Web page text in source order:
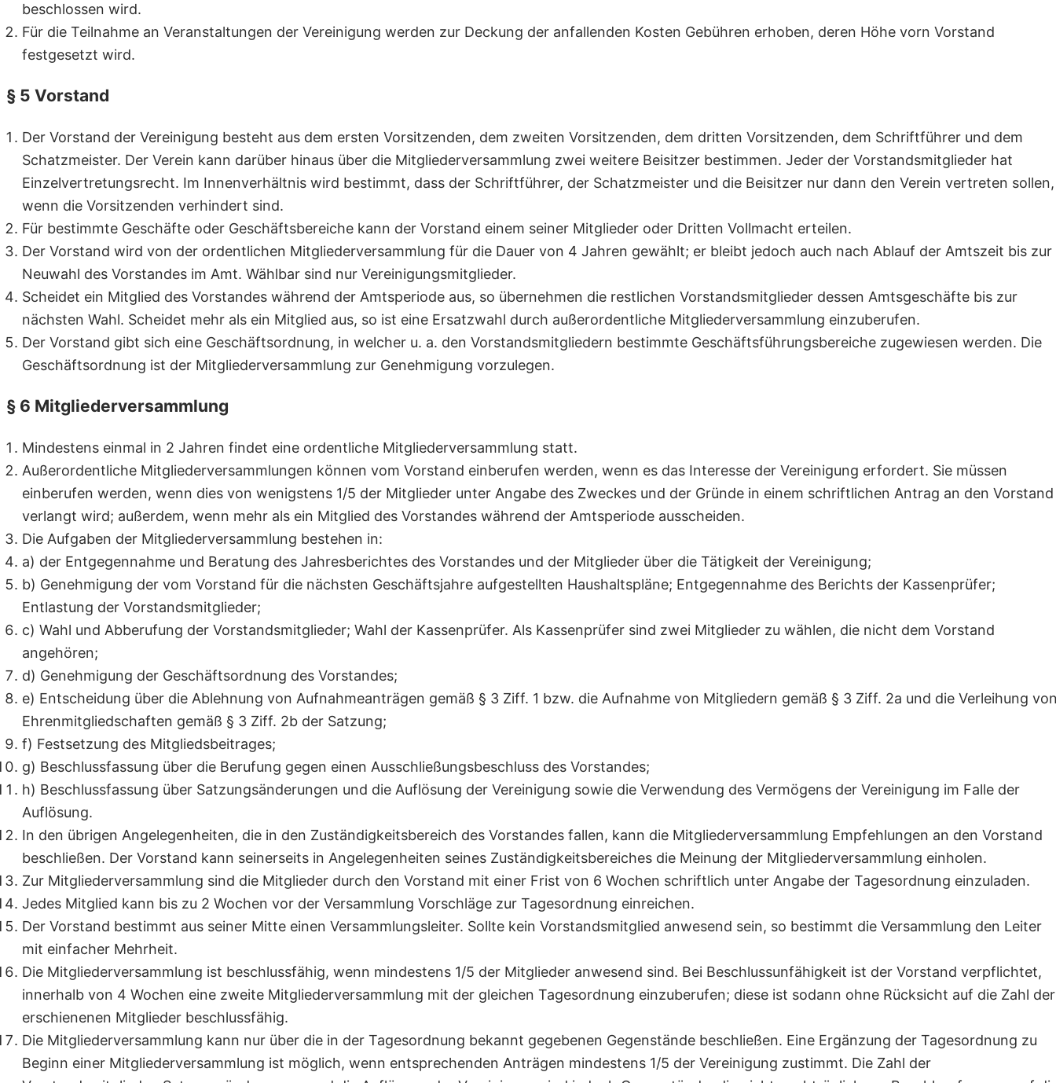
beschlossen wird.
Für die Teilnahme an Veranstaltungen der Vereinigung werden zur Deckung der anfallenden Kosten Gebühren erhoben, deren Höhe vorn Vorstand
festgesetzt wird.
§ 5 Vorstand
Der Vorstand der Vereinigung besteht aus dem ersten Vorsitzenden, dem zweiten Vorsitzenden, dem dritten Vorsitzenden, dem Schriftführer und dem
Schatzmeister. Der Verein kann darüber hinaus über die Mitgliederversammlung zwei weitere Beisitzer bestimmen. Jeder der Vorstandsmitglieder hat
Einzelvertretungsrecht. Im Innenverhältnis wird bestimmt, dass der Schriftführer, der Schatzmeister und die Beisitzer nur dann den Verein vertreten sollen,
wenn die Vorsitzenden verhindert sind.
Für bestimmte Geschäfte oder Geschäftsbereiche kann der Vorstand einem seiner Mitglieder oder Dritten Vollmacht erteilen.
Der Vorstand wird von der ordentlichen Mitgliederversammlung für die Dauer von 4 Jahren gewählt; er bleibt jedoch auch nach Ablauf der Amtszeit bis zur
Neuwahl des Vorstandes im Amt. Wählbar sind nur Vereinigungsmitglieder.
Scheidet ein Mitglied des Vorstandes während der Amtsperiode aus, so übernehmen die restlichen Vorstandsmitglieder dessen Amtsgeschäfte bis zur
nächsten Wahl. Scheidet mehr als ein Mitglied aus, so ist eine Ersatzwahl durch außerordentliche Mitgliederversammlung einzuberufen.
Der Vorstand gibt sich eine Geschäftsordnung, in welcher u. a. den Vorstandsmitgliedern bestimmte Geschäftsführungsbereiche zugewiesen werden. Die
Geschäftsordnung ist der Mitgliederversammlung zur Genehmigung vorzulegen.
§ 6 Mitgliederversammlung
Mindestens einmal in 2 Jahren findet eine ordentliche Mitgliederversammlung statt.
Außerordentliche Mitgliederversammlungen können vom Vorstand einberufen werden, wenn es das Interesse der Vereinigung erfordert. Sie müssen
einberufen werden, wenn dies von wenigstens 1/5 der Mitglieder unter Angabe des Zweckes und der Gründe in einem schriftlichen Antrag an den Vorstand
verlangt wird; außerdem, wenn mehr als ein Mitglied des Vorstandes während der Amtsperiode ausscheiden.
Die Aufgaben der Mitgliederversammlung bestehen in:
a) der Entgegennahme und Beratung des Jahresberichtes des Vorstandes und der Mitglieder über die Tätigkeit der Vereinigung;
b) Genehmigung der vom Vorstand für die nächsten Geschäftsjahre aufgestellten Haushaltspläne; Entgegennahme des Berichts der Kassenprüfer;
Entlastung der Vorstandsmitglieder;
c) Wahl und Abberufung der Vorstandsmitglieder; Wahl der Kassenprüfer. Als Kassenprüfer sind zwei Mitglieder zu wählen, die nicht dem Vorstand
angehören;
d) Genehmigung der Geschäftsordnung des Vorstandes;
e) Entscheidung über die Ablehnung von Aufnahmeanträgen gemäß § 3 Ziff. 1 bzw. die Aufnahme von Mitgliedern gemäß § 3 Ziff. 2a und die Verleihung
Ehrenmitgliedschaften gemäß § 3 Ziff. 2b der Satzung;
f) Festsetzung des Mitgliedsbeitrages;
g) Beschlussfassung über die Berufung gegen einen Ausschließungsbeschluss des Vorstandes;
h) Beschlussfassung über Satzungsänderungen und die Auflösung der Vereinigung sowie die Verwendung des Vermögens der Vereinigung im Falle der
Auflösung.
In den übrigen Angelegenheiten, die in den Zuständigkeitsbereich des Vorstandes fallen, kann die Mitgliederversammlung Empfehlungen an den Vorstand
beschließen. Der Vorstand kann seinerseits in Angelegenheiten seines Zuständigkeitsbereiches die Meinung der Mitgliederversammlung einholen.
Zur Mitgliederversammlung sind die Mitglieder durch den Vorstand mit einer Frist von 6 Wochen schriftlich unter Angabe der Tagesordnung einzuladen.
Jedes Mitglied kann bis zu 2 Wochen vor der Versammlung Vorschläge zur Tagesordnung einreichen.
Der Vorstand bestimmt aus seiner Mitte einen Versammlungsleiter. Sollte kein Vorstandsmitglied anwesend sein, so bestimmt die Versammlung den Leiter
mit einfacher Mehrheit.
Die Mitgliederversammlung ist beschlussfähig, wenn mindestens 1/5 der Mitglieder anwesend sind. Bei Beschlussunfähigkeit ist der Vorstand verpflichtet,
innerhalb von 4 Wochen eine zweite Mitgliederversammlung mit der gleichen Tagesordnung einzuberufen; diese ist sodann ohne Rücksicht auf die Zahl der
erschienenen Mitglieder beschlussfähig.
Die Mitgliederversammlung kann nur über die in der Tagesordnung bekannt gegebenen Gegenstände beschließen. Eine Ergänzung der Tagesordnung zu
Beginn einer Mitgliederversammlung ist möglich, wenn entsprechenden Anträgen mindestens 1/5 der Vereinigung zustimmt. Die Zahl der